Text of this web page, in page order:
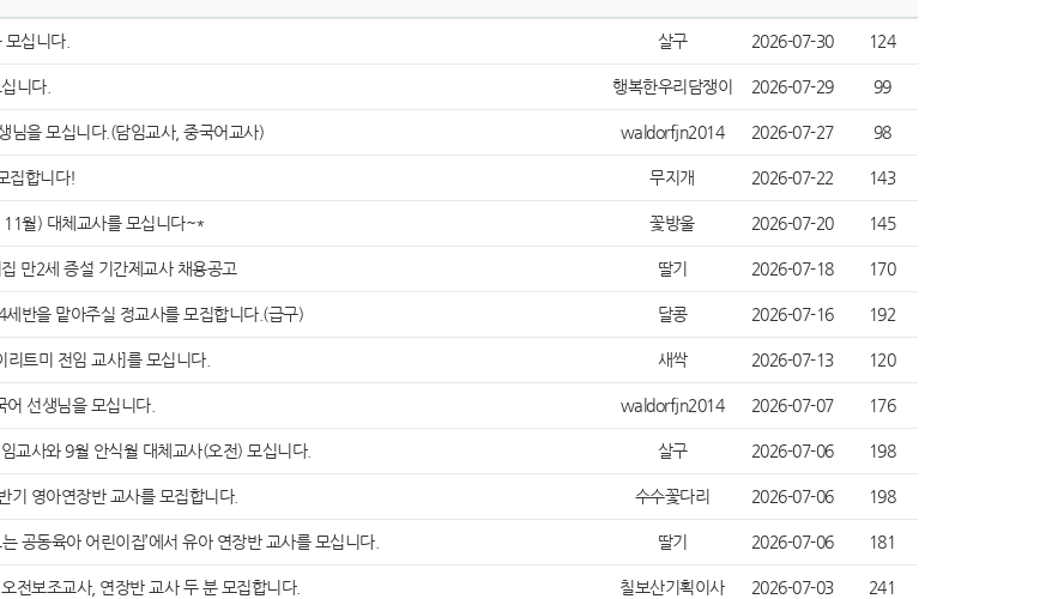
십니다. 살구 2026-07-30 124
니다. 행복한우리담쟁이 2026-07-29 99
님을 모십니다.(담임교사, 중국어교사) waldorfjn2014 2026-07-27 98
집합니다! 무지개 2026-07-22 143
월) 대체교사를 모십니다~* 꽃방울 2026-07-20 145
만2세 증설 기간제교사 채용공고 딸기 2026-07-18 170
반을 맡아주실 정교사를 모집합니다.(급구) 달콩 2026-07-16 192
트미 전임 교사]를 모십니다. 새싹 2026-07-13 120
선생님을 모십니다. waldorfjn2014 2026-07-07 176
교사와 9월 안식월 대체교사(오전) 모십니다. 살구 2026-07-06 198
기 영아연장반 교사를 모집합니다. 수수꽃다리 2026-07-06 198
공동육아 어린이집’에서 유아 연장반 교사를 모십니다. 딸기 2026-07-06 181
전보조교사, 연장반 교사 두 분 모집합니다. 칠보산기획이사 2026-07-03 241